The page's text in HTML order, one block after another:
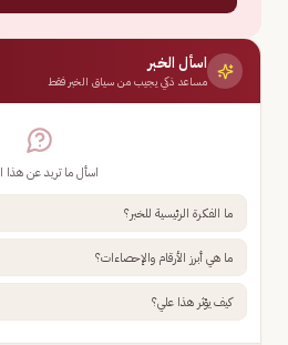
اسأل الخبر
مساعد ذكي يجيب من سياق الخبر فقط
اسأل ما تريد عن هذا
ما الفكرة الرئيسية للخبر؟
ما هي أبرز الأرقام والإحصاءات؟
كيف يؤثر هذا علي؟